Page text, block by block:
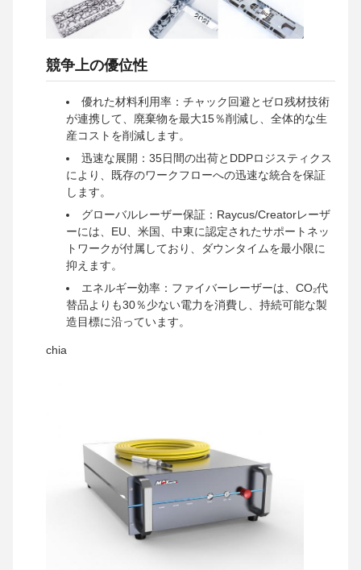
競争上の優位性
優れた材料利用率：チャック回避とゼロ残材技術
が連携して、廃棄物を最大15％削減し、全体的な生
産コストを削減します。
迅速な展開：35日間の出荷とDDPロジスティクス
により、既存のワークフローへの迅速な統合を保証
します。
グローバルレーザー保証：Raycus/Creatorレーザ
ーには、EU、米国、中東に認定されたサポートネッ
トワークが付属しており、ダウンタイムを最小限に
抑えます。
エネルギー効率：ファイバーレーザーは、CO₂代
替品よりも30％少ない電力を消費し、持続可能な製
造目標に沿っています。
chia